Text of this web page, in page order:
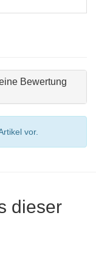
Bewertung
vor.
dieser